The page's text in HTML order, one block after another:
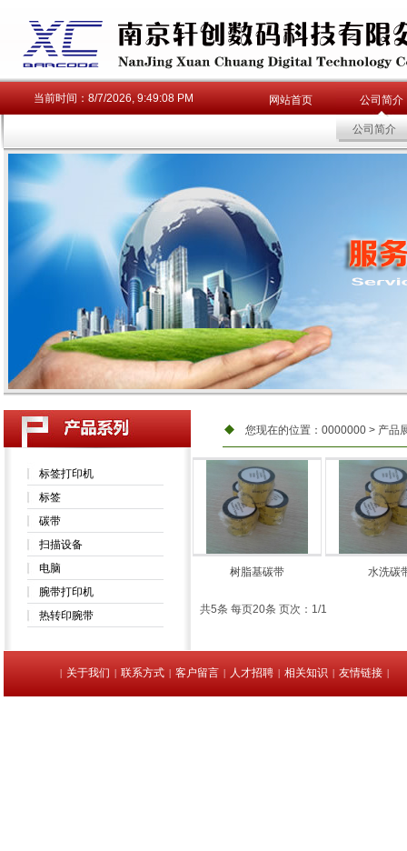
当前时间： 8/7/2026, 9:49:08 PM 网站首页 公司简介
公司简介
标签打印机
标签
碳带
扫描设备
电脑
腕带打印机
热转印腕带
树脂基碳带 水洗碳
共5条 每页20条 页次：1/1
您现在的位置： 0000000 > 产品
| 关于我们 | 联系方式 | 客户留言 | 人才招聘 | 相关知识 | 友情链接 |